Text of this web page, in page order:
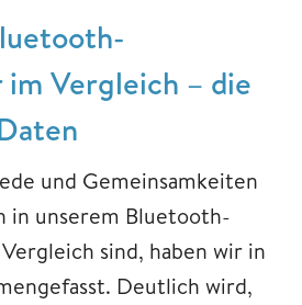
Vergleich – die
und Gemeinsamkeiten
in unserem Bluetooth-
sind, haben wir in
Deutlich wird,